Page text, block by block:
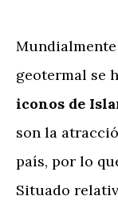
geotermal se
iconos de
son la
país, por lo
Situado